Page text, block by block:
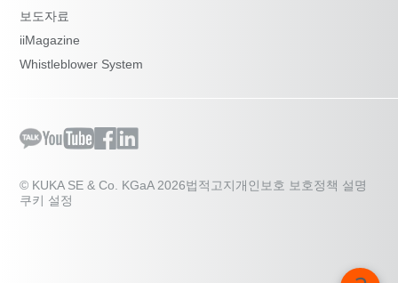
보도자료
iiMagazine
Whistleblower System
© KUKA SE & Co. KGaA 2026법적고지개인보호 보호정책 설명
쿠키 설정